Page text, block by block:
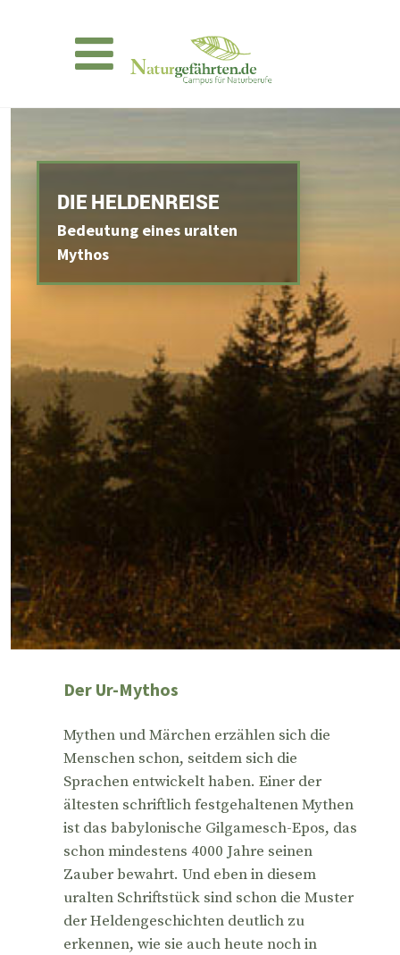
DIE HELDENREISE
Bedeutung eines uralten
Mythos
Der Ur-Mythos
Mythen und Märchen erzählen sich die
Menschen schon, seitdem sich die
Sprachen entwickelt haben. Einer der
ältesten schriftlich festgehaltenen Mythen
ist das babylonische Gilgamesch-Epos, das
schon mindestens 4000 Jahre seinen
Zauber bewahrt. Und eben in diesem
uralten Schriftstück sind schon die Muster
der Heldengeschichten deutlich zu
erkennen, wie sie auch heute noch in